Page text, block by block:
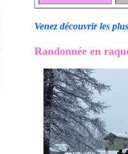
Venez découvrir les
Randonnée en